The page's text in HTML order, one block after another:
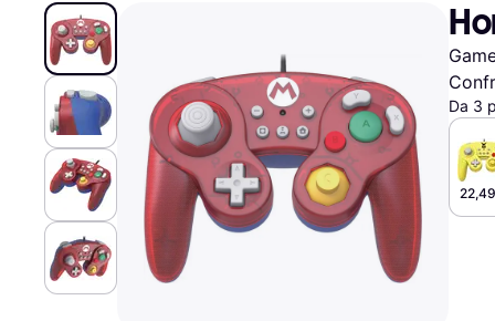
Paga dopo 30 giorni
Finanziamento
Unieuro
Media
eBay
Zalando
Elenco negozi
Da 3